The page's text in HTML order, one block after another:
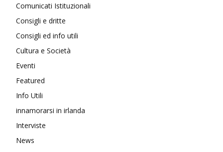
Comunicati Istituzionali
Consigli e dritte
Consigli ed info utili
Cultura e Società
Eventi
Featured
Info Utili
innamorarsi in irlanda
Interviste
News